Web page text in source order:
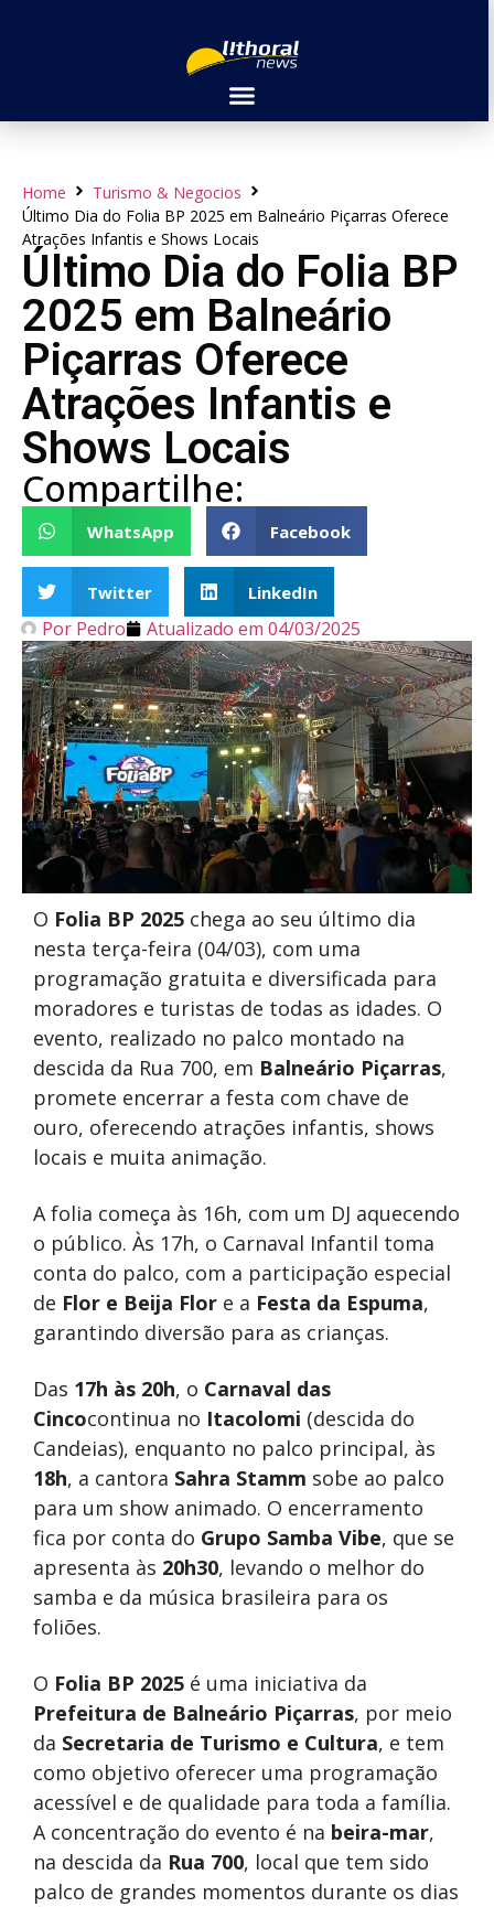
Home
Turismo & Negocios
Último Dia do Folia BP 2025 em Balneário Piçarras Oferece
Atrações Infantis e Shows Locais
Último Dia do Folia BP
2025 em Balneário
Piçarras Oferece
Atrações Infantis e
Shows Locais
Compartilhe:
WhatsApp Facebook
Twitter LinkedIn
Por Pedro Atualizado em 04/03/2025
O Folia BP 2025 chega ao seu último dia
nesta terça-feira (04/03), com uma
programação gratuita e diversificada para
moradores e turistas de todas as idades. O
evento, realizado no palco montado na
descida da Rua 700, em Balneário Piçarras,
promete encerrar a festa com chave de
ouro, oferecendo atrações infantis, shows
locais e muita animação.
A folia começa às 16h, com um DJ aquecendo
o público. Às 17h, o Carnaval Infantil toma
conta do palco, com a participação especial
de Flor e Beija Flor e a Festa da Espuma,
garantindo diversão para as crianças.
Das 17h às 20h, o Carnaval das
Cincocontinua no Itacolomi (descida do
Candeias), enquanto no palco principal, às
18h, a cantora Sahra Stamm sobe ao palco
para um show animado. O encerramento
fica por conta do Grupo Samba Vibe, que se
apresenta às 20h30, levando o melhor do
samba e da música brasileira para os
foliões.
O Folia BP 2025 é uma iniciativa da
Prefeitura de Balneário Piçarras, por meio
da Secretaria de Turismo e Cultura, e tem
como objetivo oferecer uma programação
acessível e de qualidade para toda a família.
A concentração do evento é na beira-mar,
na descida da Rua 700, local que tem sido
palco de grandes momentos durante os dias